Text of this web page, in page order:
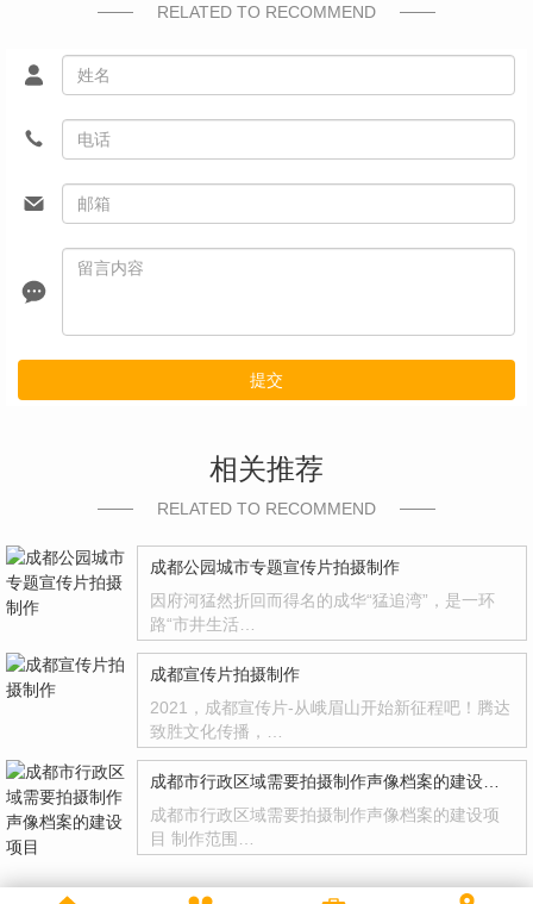
RELATED TO RECOMMEND
提交
相关推荐
RELATED TO RECOMMEND
成都公园城市专题宣传片拍摄制作
因府河猛然折回而得名的成华“猛追湾”，是一环
路“市井生活…
成都宣传片拍摄制作
2021，成都宣传片-从峨眉山开始新征程吧！腾达
致胜文化传播，…
成都市行政区域需要拍摄制作声像档案的建设项
目 制作范围…